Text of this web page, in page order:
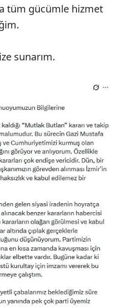
tüm gücümle hizmet
sunarım.